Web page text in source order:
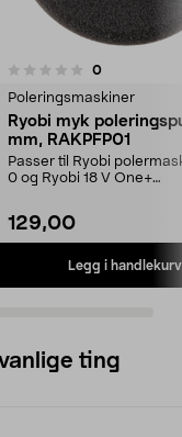
0anmeldelser
Poleringsmaskiner
Ryobi myk
mm, RAKPFP01
Passer til Ryobi
0 og Ryobi 18 V One+
129,00
Legg i handlekurv
0.0 av 5 stjerner
ting